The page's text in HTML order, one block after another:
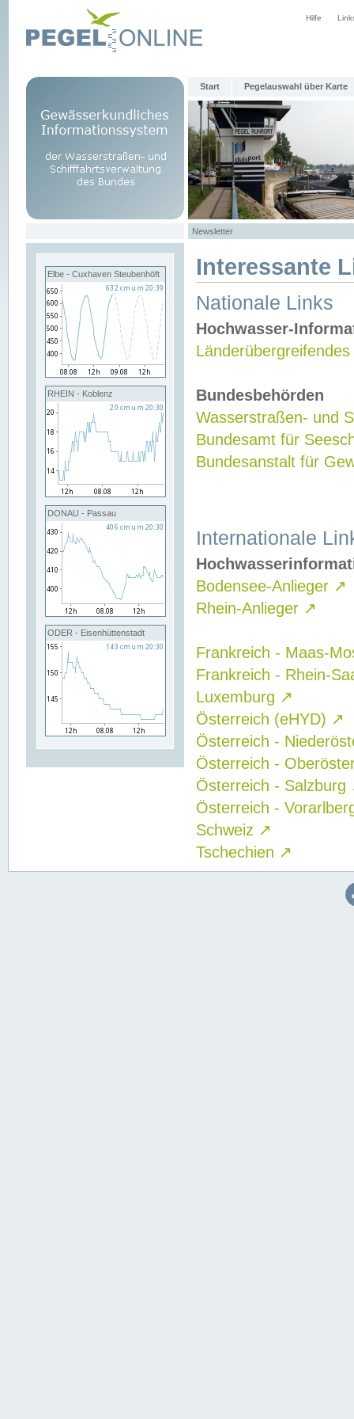
Hilfe
Start Pegelauswahl über Karte
Newsletter
Elbe - Cuxhaven Steubenhöft
RHEIN - Koblenz
DONAU - Passau
ODER - Eisenhüttenstadt
Interessante
Nationale Links
Hochwasser-
Bundesbehörden
Wasserstraßen- und
Bundesamt für
Bundesanstalt für
Internationale
Bodensee-Anlieger ↗
Rhein-Anlieger ↗
Frankreich - Maas-
Frankreich - Rhein-
Luxemburg ↗
Österreich (eHYD) ↗
Österreich -
Österreich -
Österreich - Salzburg
Österreich -
Schweiz ↗
Tschechien ↗